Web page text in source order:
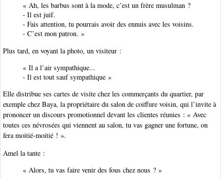
« Ah, les barbus sont à la mode, c’est un frère musulman ?
- Il est juif.
- Fais attention, tu pourrais avoir des ennuis avec les voisins.
- C’est mon patron. »
Plus tard, en voyant la photo, un visiteur :
« Il a l’air sympathique...
- Il est tout sauf sympathique »
Elle distribue ses cartes de visite chez les commerçants du quartier, par
exemple chez Baya, la propriétaire du salon de coiffure voisin, qui l’invite à
prononcer un discours promotionnel devant les clientes réunies : « Avec
toutes ces névrosées qui viennent au salon, tu vas gagner une fortune, on
fera moitié-moitié ! ».
Amel la tante :
« Alors, tu vas faire venir des fous chez nous ? »